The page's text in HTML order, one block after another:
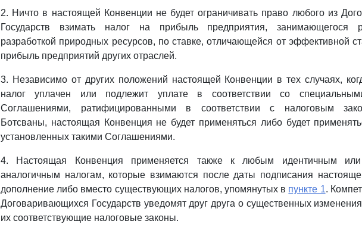
2. Ничто в настоящей Конвенции не будет ограничивать право любого из
Государств взимать налог на прибыль предприятия, занимающегося
разработкой природных ресурсов, по ставке, отличающейся от эффективной
прибыль предприятий других отраслей.
3. Независимо от других положений настоящей Конвенции в тех случаях,
налог уплачен или подлежит уплате в соответствии со
Соглашениями, ратифицированными в соответствии с налоговым
Ботсваны, настоящая Конвенция не будет применяться либо будет
установленных такими Соглашениями.
4. Настоящая Конвенция применяется также к любым идентичным
аналогичным налогам, которые взимаются после даты подписания
дополнение либо вместо существующих налогов, упомянутых в пункте 1.
Договаривающихся Государств уведомят друг друга о существенных
их соответствующие налоговые законы.